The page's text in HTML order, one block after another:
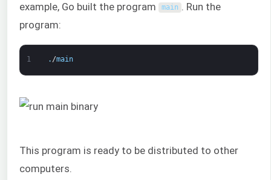
example, Go built the program
main . Run the
program:
1 . /main
This program is ready to be distributed to other
computers.